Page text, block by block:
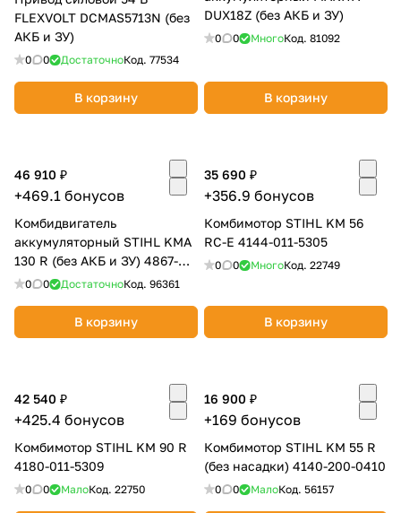
FLEXVOLT DCMAS5713N (без
АКБ и ЗУ)
0 0 ДостаточноКод. 77534
В корзину
DUX18Z (без АКБ и ЗУ)
0 0 МногоКод. 81092
В корзину
46 910 ₽
+469.1 бонусов
Комбидвигатель
аккумуляторный STIHL KMA
130 R (без АКБ и ЗУ) 4867-
011-6824
0 0 ДостаточноКод. 96361
В корзину
35 690 ₽
+356.9 бонусов
Комбимотор STIHL KM 56
RC-E 4144-011-5305
0 0 МногоКод. 22749
В корзину
42 540 ₽
+425.4 бонусов
Комбимотор STIHL KM 90 R
4180-011-5309
0 0 МалоКод. 22750
16 900 ₽
+169 бонусов
Комбимотор STIHL KM 55 R
(без насадки) 4140-200-0410
0 0 МалоКод. 56157
списываться
с вашей карты
по25%каждые 2 недели
Подробнее
25
раз в 2
недели
Остались вопросы?
8 800 302-02-51
plait.ru